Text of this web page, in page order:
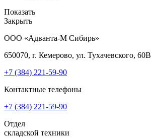
Показать
Закрыть
ООО «Адванта-М Сибирь»
650070, г. Кемерово, ул. Тухачевского, 60В
+7 (384) 221-59-90
Контактные телефоны
+7 (384) 221-59-90
Отдел
складской техники